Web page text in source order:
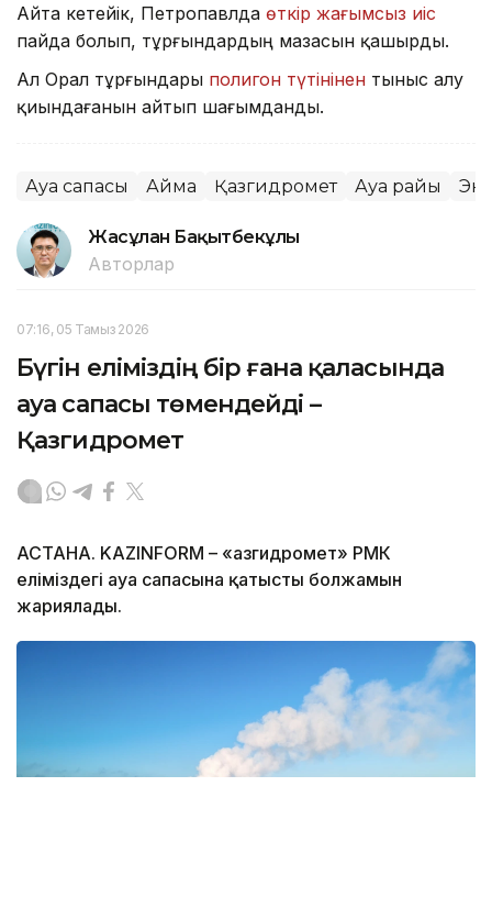
Айта кетейік, Петропавлда өткір жағымсыз иіс
пайда болып, тұрғындардың мазасын қашырды.
Ал Орал тұрғындары полигон түтінінен тыныс алу
қиындағанын айтып шағымданды.
Ауа сапасы Аймақ Қазгидромет Ауа райы
Жасұлан Бақытбекұлы
Авторлар
07:16, 05 Тамыз 2026
Бүгін еліміздің бір ғана қаласында
ауа сапасы төмендейді –
Қазгидромет
АСТАНА. KAZINFORM – «Қазгидромет» РМК
еліміздегі ауа сапасына қатысты болжамын
жариялады.